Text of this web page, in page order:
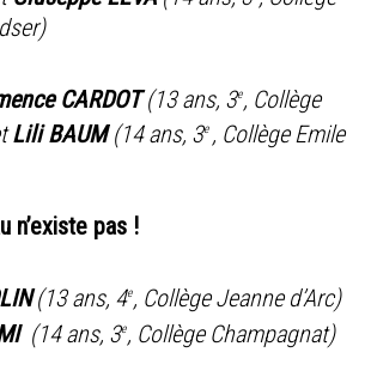
CARDOT(13 ans, 3e, Collège
Lili BAUM(14 ans, 3e , Collège Emile
n’existe pas !
(13 ans, 4e, Collège Jeanne d’Arc)
(14 ans, 3e, Collège Champagnat)